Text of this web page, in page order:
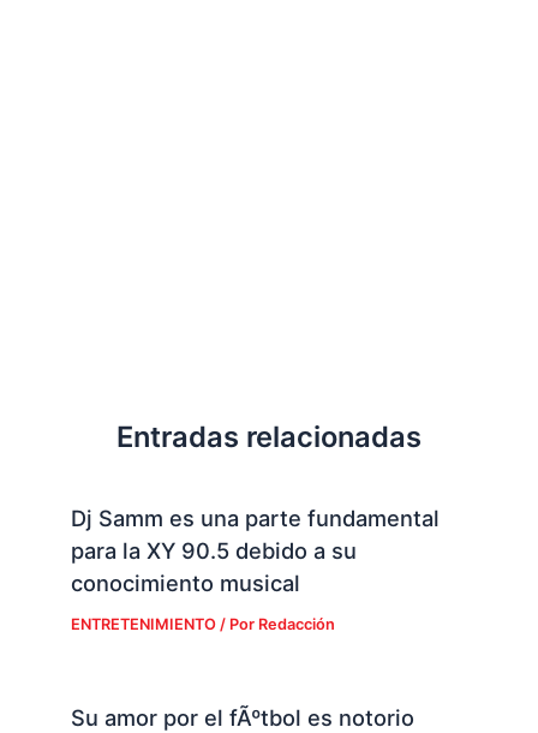
Entradas relacionadas
Dj Samm es una parte fundamental
para la XY 90.5 debido a su
conocimiento musical
ENTRETENIMIENTO/ Por Redacción
Su amor por el fÃºtbol es notorio